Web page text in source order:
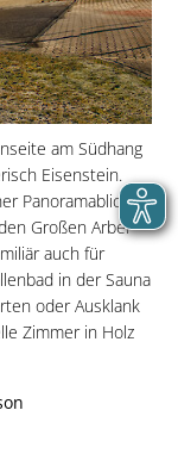
am Südhang
Eisenstein.
Panoramablick
Großen Arber -
auch für
in der Sauna
oder Ausklank
Zimmer in Holz